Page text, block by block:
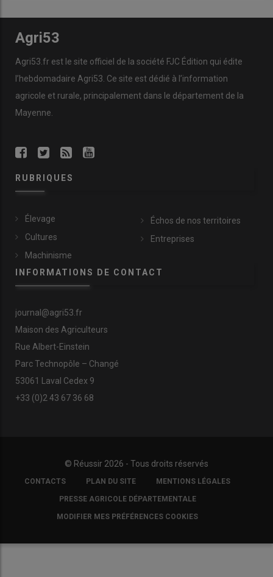
Agri53
Agri53.fr est le site officiel de la société FJC Édition qui édite
l’hebdomadaire Agri53. Ce site est dédié à l’information
agricole et rurale, principalement dans le département de la
Mayenne.
RUBRIQUES
Élevage
Cultures
Machinisme
Échos de nos territoires
Entreprises
INFORMATIONS DE CONTACT
journal@agri53.fr
Maison des Agriculteurs
Rue Albert-Einstein
Parc Technopôle – Changé
53061 Laval Cedex 9
+33 (0)2 43 67 36 68
© Réussir 2026 - Tous droits réservés
FOOTER
COPYRIGHT
CONTACTS PLAN DU SITE MENTIONS LÉGALES
PRESSE AGRICOLE DÉPARTEMENTALE
MODIFIER MES PRÉFÉRENCES COOKIES